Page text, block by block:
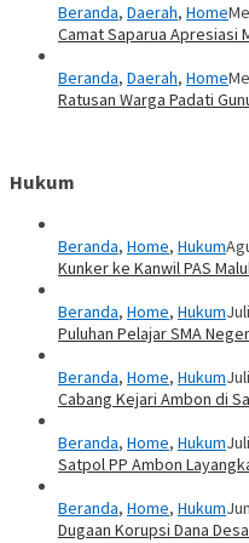
Beranda, Daerah, Home
Camat Saparua Apresiasi
Beranda, Daerah, Home
Ratusan Warga Padati
Hukum
Beranda, Home, Hukum
Kunker ke Kanwil PAS
Beranda, Home, Hukum
Puluhan Pelajar SMA
Beranda, Home, Hukum
Cabang Kejari Ambon di
Beranda, Home, Hukum
Satpol PP Ambon
Beranda, Home, Hukum
Dugaan Korupsi Dana